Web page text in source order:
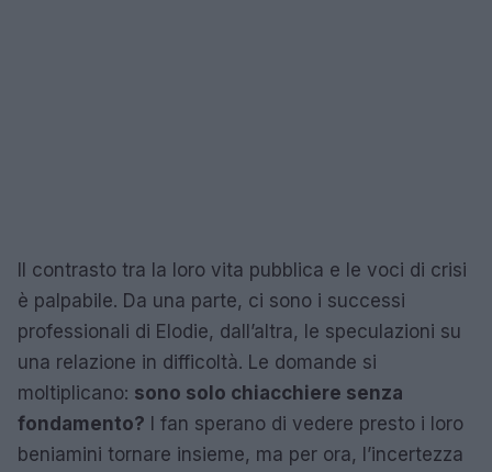
Il contrasto tra la loro vita pubblica e le voci di crisi
è palpabile. Da una parte, ci sono i successi
professionali di Elodie, dall’altra, le speculazioni su
una relazione in difficoltà. Le domande si
moltiplicano: sono solo chiacchiere senza
fondamento? I fan sperano di vedere presto i loro
beniamini tornare insieme, ma per ora, l’incertezza